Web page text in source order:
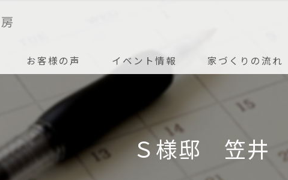
お客様の声 イベント情報 家づくりの流れ
アフターメンテナンス
Ｓ様邸 笠井